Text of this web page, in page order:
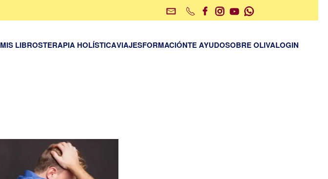
MIS LIBROSTERAPIA HOLÍSTICAVIAJESFORMACIÓNTE AYUDOSOBRE OLIVALOGIN